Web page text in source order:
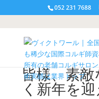
052 231 7688
皆様、素
く新年を